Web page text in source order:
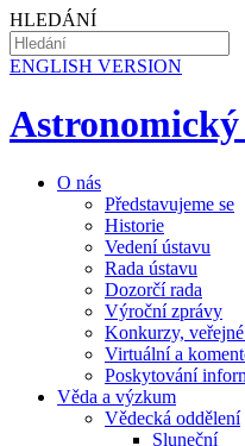
HLEDÁNÍ
ENGLISH VERSION
O nás
Představujeme se
Historie
Vedení ústavu
Rada ústavu
Dozorčí rada
Výroční zprávy
Konkurzy,
Virtuální a
Poskytování
Věda a výzkum
Vědecká oddělení
Sluneční